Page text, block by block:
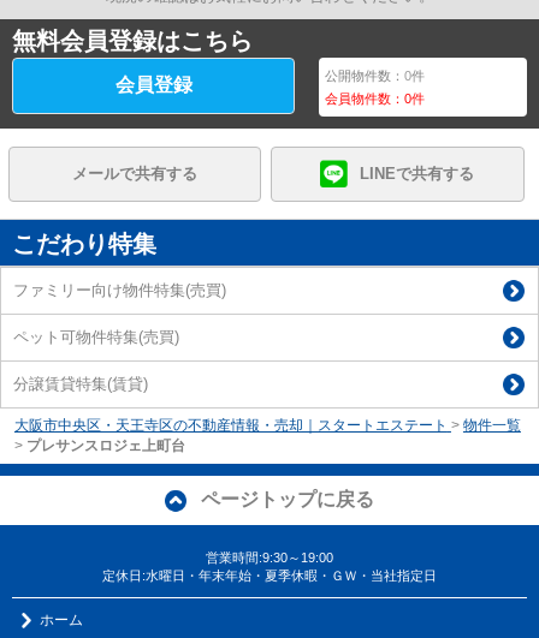
無料会員登録はこちら
会員登録 公開物件数：0件
会員物件数：0件
メールで共有する LINEで共有する
こだわり特集
ファミリー向け物件特集(売買)
ペット可物件特集(売買)
分譲賃貸特集(賃貸)
大阪市中央区・天王寺区の不動産情報・売却｜スタートエステート > 物件一覧
> プレサンスロジェ上町台
ページトップに戻る
営業時間:9:30～19:00
定休日:水曜日・年末年始・夏季休暇・ＧＷ・当社指定日
ホーム